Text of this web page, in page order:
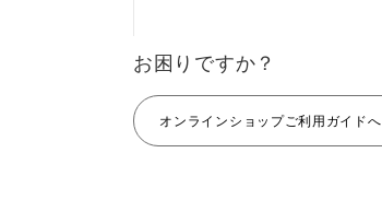
お困りですか？
オンラインショップご利用ガイドへ
筋下部を同時に鍛え
る。